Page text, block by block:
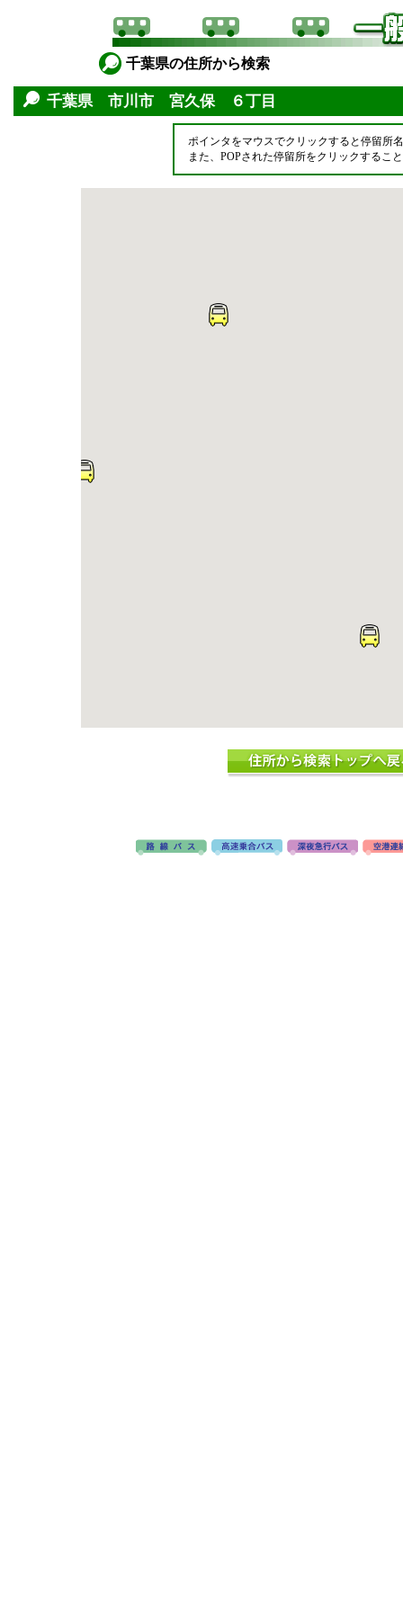
千葉県の住所から検索
千葉県 市川市 宮久保 ６丁目
ポインタをマウスでクリックすると停留所
また、POPされた停留所をクリックするこ